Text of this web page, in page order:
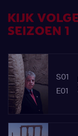
KIJK
SEIZOEN 1
S01
E01